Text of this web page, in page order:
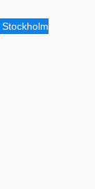
Stockholm